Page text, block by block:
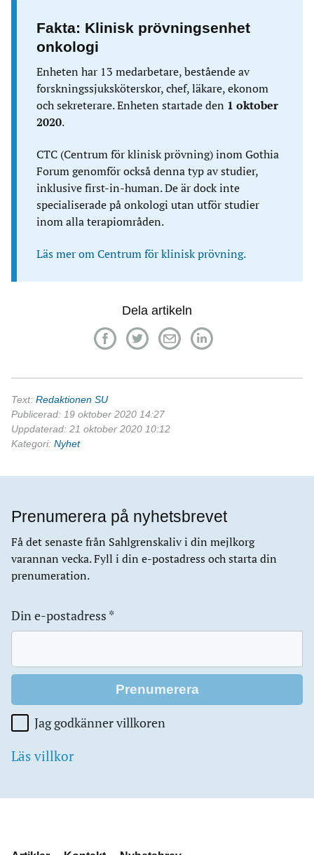
Fakta: Klinisk prövningsenhet
onkologi
Enheten har 13 medarbetare, bestående av
forskningssjuksköterskor, chef, läkare, ekonom
och sekreterare. Enheten startade den 1 oktober
2020.
CTC (Centrum för klinisk prövning) inom Gothia
Forum genomför också denna typ av studier,
inklusive first-in-human. De är dock inte
specialiserade på onkologi utan utför studier
inom alla terapiområden.
Läs mer om Centrum för klinisk prövning.
Dela artikeln
Text: Redaktionen SU
Publicerad: 19 oktober 2020 14:27
Uppdaterad: 21 oktober 2020 10:12
Kategori: Nyhet
Prenumerera på nyhetsbrevet
Få det senaste från Sahlgrenskaliv i din mejlkorg
varannan vecka. Fyll i din e-postadress och starta din
prenumeration.
Din e-postadress *
Jag godkänner villkoren
Läs villkor